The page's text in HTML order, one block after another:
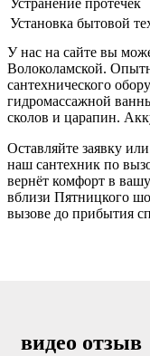
Устранение протечек
Установка бытовой
У нас на сайте вы
Волоколамской.
сантехнического
гидромассажной
сколов и царапин.
Оставляйте заявку
наш сантехник по
вернёт комфорт в
вблизи Пятницкого
вызове до прибытия
видео отзыв